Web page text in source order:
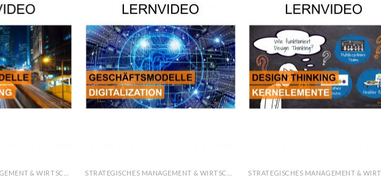
Auf die
Wunschliste
Auf die
Wunschliste
Auf die